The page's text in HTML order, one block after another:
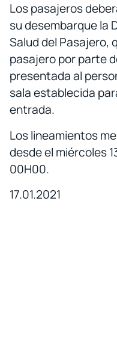
Los pasajeros
su desembarque la
Salud del Pasajero,
pasajero por parte
presentada al
sala establecida
entrada.
Los lineamientos
desde el miércoles
00H00.
17.01.2021